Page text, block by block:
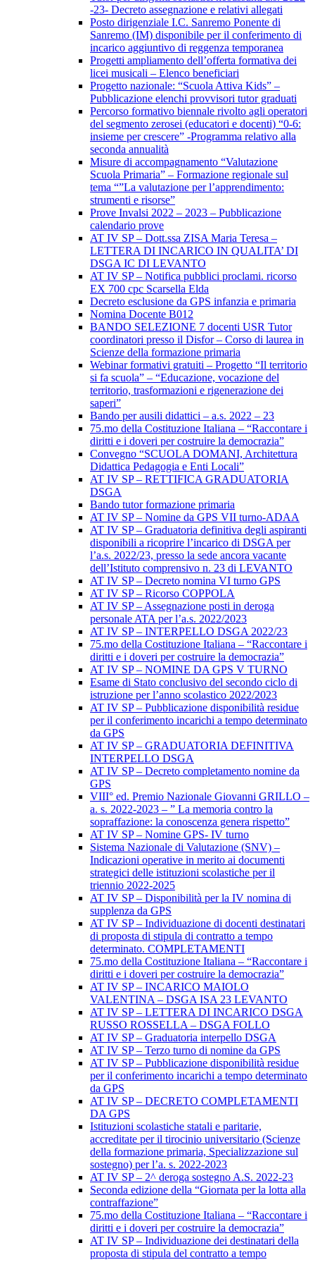
-23- Decreto assegnazione e relativi allegati
Posto dirigenziale I.C. Sanremo Ponente di
Sanremo (IM) disponibile per il conferimento di
incarico aggiuntivo di reggenza temporanea
Progetti ampliamento dell’offerta formativa dei
licei musicali – Elenco beneficiari
Progetto nazionale: “Scuola Attiva Kids” –
Pubblicazione elenchi provvisori tutor graduati
Percorso formativo biennale rivolto agli operatori
del segmento zerosei (educatori e docenti) “0-6:
insieme per crescere” -Programma relativo alla
seconda annualità
Misure di accompagnamento “Valutazione
Scuola Primaria” – Formazione regionale sul
tema “”La valutazione per l’apprendimento:
strumenti e risorse”
Prove Invalsi 2022 – 2023 – Pubblicazione
calendario prove
AT IV SP – Dott.ssa ZISA Maria Teresa –
LETTERA DI INCARICO IN QUALITA’ DI
DSGA IC DI LEVANTO
AT IV SP – Notifica pubblici proclami. ricorso
EX 700 cpc Scarsella Elda
Decreto esclusione da GPS infanzia e primaria
Nomina Docente B012
BANDO SELEZIONE 7 docenti USR Tutor
coordinatori presso il Disfor – Corso di laurea in
Scienze della formazione primaria
Webinar formativi gratuiti – Progetto “Il territorio
si fa scuola” – “Educazione, vocazione del
territorio, trasformazioni e rigenerazione dei
saperi”
Bando per ausili didattici – a.s. 2022 – 23
75.mo della Costituzione Italiana – “Raccontare i
diritti e i doveri per costruire la democrazia”
Convegno “SCUOLA DOMANI, Architettura
Didattica Pedagogia e Enti Locali”
AT IV SP – RETTIFICA GRADUATORIA
DSGA
Bando tutor formazione primaria
AT IV SP – Nomine da GPS VII turno-ADAA
AT IV SP – Graduatoria definitiva degli aspiranti
disponibili a ricoprire l’incarico di DSGA per
l’a.s. 2022/23, presso la sede ancora vacante
dell’Istituto comprensivo n. 23 di LEVANTO
AT IV SP – Decreto nomina VI turno GPS
AT IV SP – Ricorso COPPOLA
AT IV SP – Assegnazione posti in deroga
personale ATA per l’a.s. 2022/2023
AT IV SP – INTERPELLO DSGA 2022/23
75.mo della Costituzione Italiana – “Raccontare i
diritti e i doveri per costruire la democrazia”
AT IV SP – NOMINE DA GPS V TURNO
Esame di Stato conclusivo del secondo ciclo di
istruzione per l’anno scolastico 2022/2023
AT IV SP – Pubblicazione disponibilità residue
per il conferimento incarichi a tempo determinato
da GPS
AT IV SP – GRADUATORIA DEFINITIVA
INTERPELLO DSGA
AT IV SP – Decreto completamento nomine da
GPS
VIII° ed. Premio Nazionale Giovanni GRILLO –
a. s. 2022-2023 – ” La memoria contro la
sopraffazione: la conoscenza genera rispetto”
AT IV SP – Nomine GPS- IV turno
Sistema Nazionale di Valutazione (SNV) –
Indicazioni operative in merito ai documenti
strategici delle istituzioni scolastiche per il
triennio 2022-2025
AT IV SP – Disponibilità per la IV nomina di
supplenza da GPS
AT IV SP – Individuazione di docenti destinatari
di proposta di stipula di contratto a tempo
determinato. COMPLETAMENTI
75.mo della Costituzione Italiana – “Raccontare i
diritti e i doveri per costruire la democrazia”
AT IV SP – INCARICO MAIOLO
VALENTINA – DSGA ISA 23 LEVANTO
AT IV SP – LETTERA DI INCARICO DSGA
RUSSO ROSSELLA – DSGA FOLLO
AT IV SP – Graduatoria interpello DSGA
AT IV SP – Terzo turno di nomine da GPS
AT IV SP – Pubblicazione disponibilità residue
per il conferimento incarichi a tempo determinato
da GPS
AT IV SP – DECRETO COMPLETAMENTI
DA GPS
Istituzioni scolastiche statali e paritarie,
accreditate per il tirocinio universitario (Scienze
della formazione primaria, Specializzazione sul
sostegno) per l’a. s. 2022-2023
AT IV SP – 2^ deroga sostegno A.S. 2022-23
Seconda edizione della “Giornata per la lotta alla
contraffazione”
75.mo della Costituzione Italiana – “Raccontare i
diritti e i doveri per costruire la democrazia”
AT IV SP – Individuazione dei destinatari della
proposta di stipula del contratto a tempo